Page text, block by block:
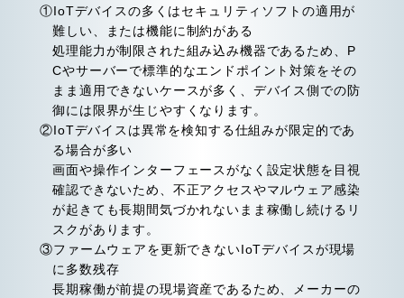
①IoTデバイスの多くはセキュリティソフトの適用が
難しい、または機能に制約がある
処理能力が制限された組み込み機器であるため、P
Cやサーバーで標準的なエンドポイント対策をその
まま適用できないケースが多く、デバイス側での防
御には限界が生じやすくなります。
②IoTデバイスは異常を検知する仕組みが限定的であ
る場合が多い
画面や操作インターフェースがなく設定状態を目視
確認できないため、不正アクセスやマルウェア感染
が起きても長期間気づかれないまま稼働し続けるリ
スクがあります。
③ファームウェアを更新できないIoTデバイスが現場
に多数残存
長期稼働が前提の現場資産であるため、メーカーの